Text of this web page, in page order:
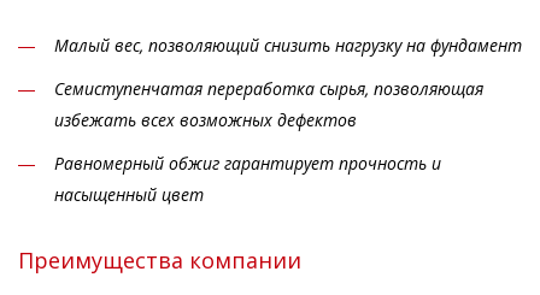
Малый вес, позволяющий снизить нагрузку на фундамент
Семиступенчатая переработка сырья, позволяющая
избежать всех возможных дефектов
Равномерный обжиг гарантирует прочность и
насыщенный цвет
Преимущества компании